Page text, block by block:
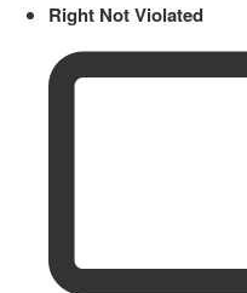
Right Not Violated